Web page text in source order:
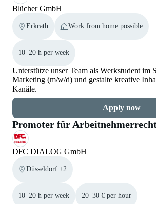
Blücher GmbH
Erkrath Work from home possible
10–20 h per week
Unterstütze unser Team als Werkstudent im
Marketing (m/w/d) und gestalte kreative
Kanäle.
Apply now
Promoter für
DFC DIALOG GmbH
Düsseldorf +2
10–20 h per week 20–30 € per hour